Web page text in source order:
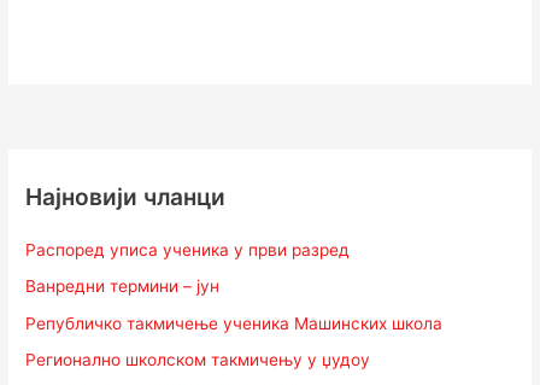
Најновији чланци
Распоред уписа ученика у први разред
Ванредни термини – јун
Републичко такмичење ученика Машинских школа
Регионално школском такмичењу у џудоу